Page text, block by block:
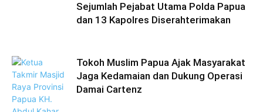
Sejumlah Pejabat Utama Polda Papua
dan 13 Kapolres Diserahterimakan
Tokoh Muslim Papua Ajak Masyarakat
Jaga Kedamaian dan Dukung Operasi
Damai Cartenz